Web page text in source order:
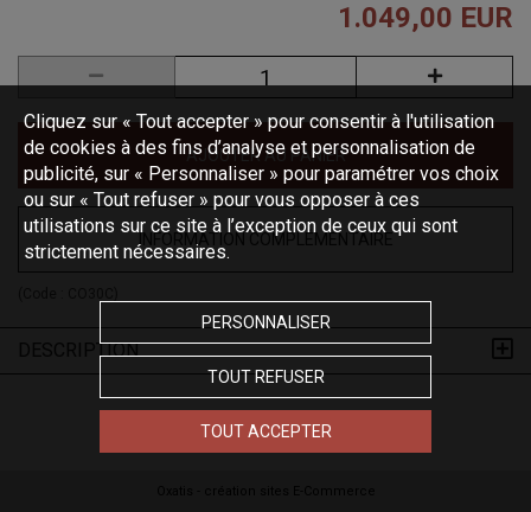
1.049,00 EUR
AJOUTER AU PANIER
INFORMATION COMPLÉMENTAIRE
DESCRIPTION
Cliquez sur « Tout accepter » pour consentir à l'utilisation
de cookies à des fins d’analyse et personnalisation de
publicité, sur « Personnaliser » pour paramétrer vos choix
ou sur « Tout refuser » pour vous opposer à ces
utilisations sur ce site à l’exception de ceux qui sont
strictement nécessaires.
PERSONNALISER
TOUT REFUSER
TOUT ACCEPTER